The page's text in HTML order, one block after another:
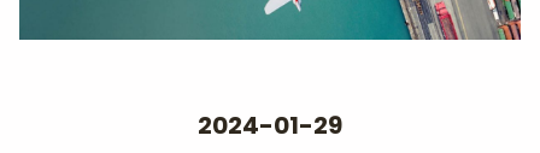
2024-01-29